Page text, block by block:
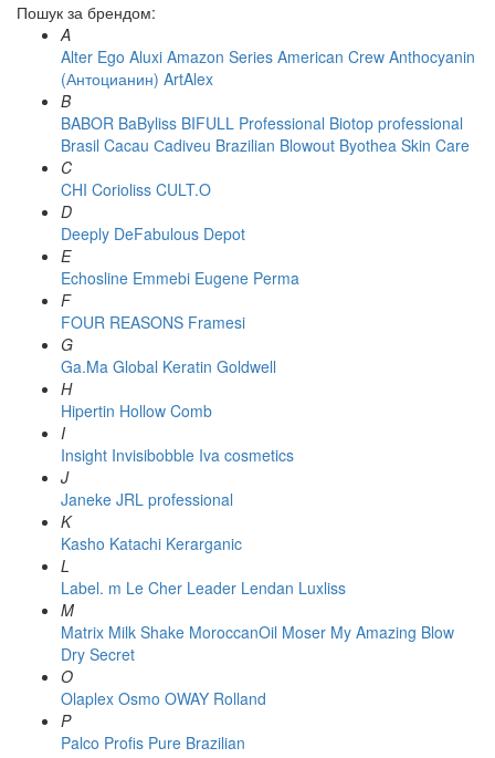
Пошук за брендом:
A
Alter Ego Aluxi Amazon Series American Crew Anthocyanin
(Антоцианин) ArtAlex
B
BABOR BaByliss BIFULL Professional Biotop professional
Brasil Cacau Сadiveu Brazilian Blowout Byothea Skin Care
C
CHI Corioliss CULT.O
D
Deeply DeFabulous Depot
E
Echosline Emmebi Eugene Perma
F
FOUR REASONS Framesi
G
Ga.Ma Global Keratin Goldwell
H
Hipertin Hollow Comb
I
Insight Invisibobble Iva cosmetics
J
Janeke JRL professional
K
Kasho Katachi Kerarganic
L
Label. m Le Cher Leader Lendan Luxliss
M
Matrix Milk Shake MoroccanOil Moser My Amazing Blow
Dry Secret
O
Olaplex Osmo OWAY Rolland
P
Palco Profis Pure Brazilian